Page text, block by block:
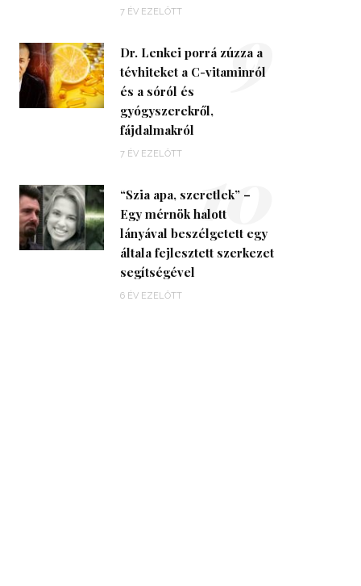
7 ÉV EZELŐTT
Dr. Lenkei porrá zúzza a
tévhiteket a C-vitaminról
és a sóról és
gyógyszerekről,
fájdalmakról
7 ÉV EZELŐTT
9
“Szia apa, szeretlek” –
Egy mérnök halott
lányával beszélgetett egy
általa fejlesztett szerkezet
segítségével
6 ÉV EZELŐTT
10